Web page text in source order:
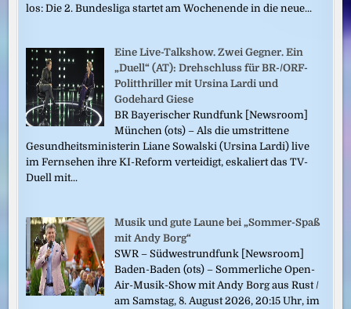
los: Die 2. Bundesliga startet am Wochenende in die neue...
Eine Live-Talkshow. Zwei Gegner. Ein
„Duell“ (AT): Drehschluss für BR-/ORF-
Politthriller mit Ursina Lardi und
Godehard Giese
BR Bayerischer Rundfunk [Newsroom]
München (ots) – Als die umstrittene
Gesundheitsministerin Liane Sowalski (Ursina Lardi) live
im Fernsehen ihre KI-Reform verteidigt, eskaliert das TV-
Duell mit...
Musik und gute Laune bei „Sommer-Spaß
mit Andy Borg“
SWR – Südwestrundfunk [Newsroom]
Baden-Baden (ots) – Sommerliche Open-
Air-Musik-Show mit Andy Borg aus Rust /
am Samstag, 8. August 2026, 20:15 Uhr, im